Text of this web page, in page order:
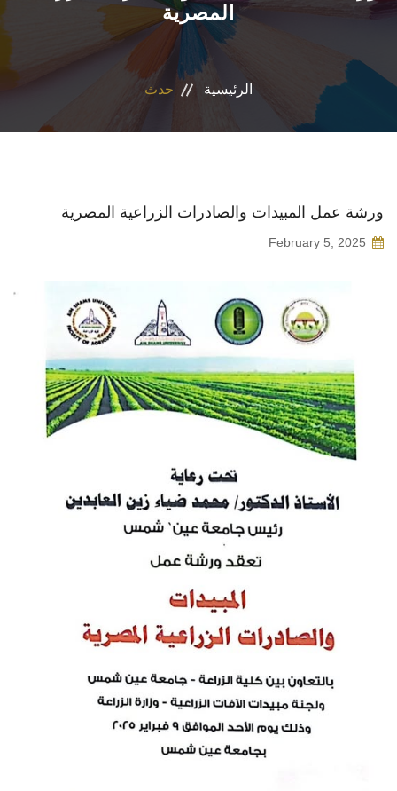
المراكز والوحدات
البرامج الدراسية
المصرية
الرئيسية حدث
ورشة عمل المبيدات والصادرات الزراعية المصرية
February 5, 2025